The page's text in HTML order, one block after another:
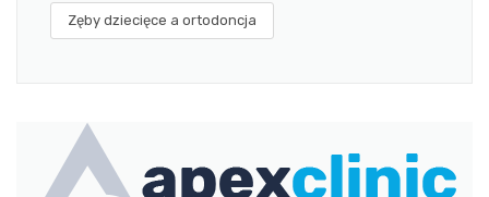
Zęby dziecięce a ortodoncja